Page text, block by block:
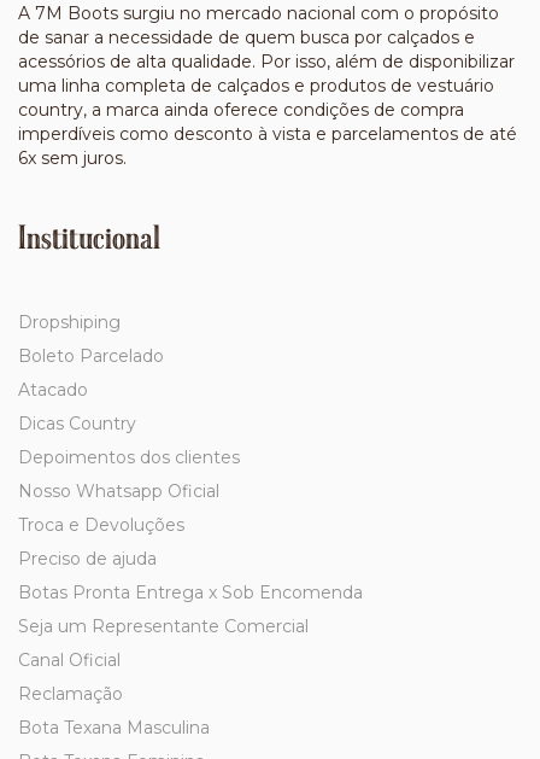
A 7M Boots surgiu no mercado nacional com o propósito
de sanar a necessidade de quem busca por calçados e
acessórios de alta qualidade. Por isso, além de disponibilizar
uma linha completa de calçados e produtos de vestuário
country, a marca ainda oferece condições de compra
imperdíveis como desconto à vista e parcelamentos de até
6x sem juros.
Institucional
Dropshiping
Boleto Parcelado
Atacado
Dicas Country
Depoimentos dos clientes
Nosso Whatsapp Oficial
Troca e Devoluções
Preciso de ajuda
Botas Pronta Entrega x Sob Encomenda
Seja um Representante Comercial
Canal Oficial
Reclamação
Bota Texana Masculina